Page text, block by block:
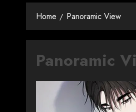
Home Panoramic View
Panoramic